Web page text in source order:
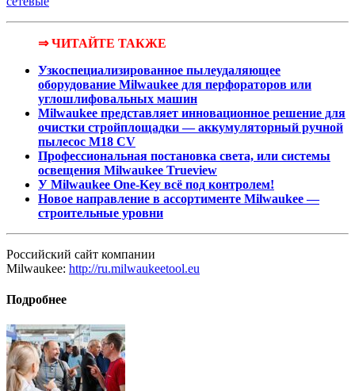
⇒ ЧИТАЙТЕ ТАКЖЕ
Узкоспециализированное пылеудаляющее
оборудование Milwaukee для перфораторов или
углошлифовальных машин
Milwaukee представляет инновационное решение для
очистки стройплощадки — аккумуляторный ручной
пылесос M18 CV
Профессиональная постановка света, или системы
освещения Milwaukee Trueview
У Milwaukee One-Key всё под контролем!
Новое направление в ассортименте Milwaukee —
строительные уровни
Российский сайт компании
Milwaukee: http://ru.milwaukeetool.eu
Подробнее